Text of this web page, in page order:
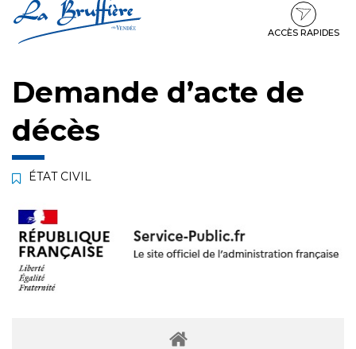
au
contenu
au
ACCÈS RAPIDES
Demande d’acte de
décès
ÉTAT CIVIL